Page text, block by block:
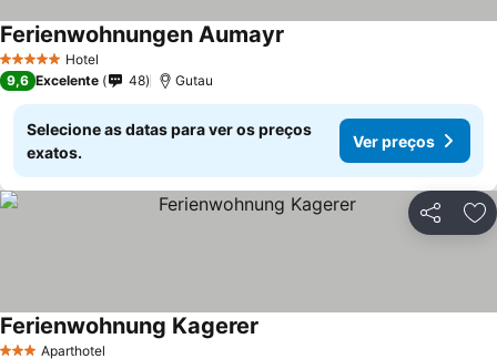
5 Estrelas Hotel
Ferienwohnungen Aumayr
9,6 Excelente 48 Gutau
Selecione as datas para ver os preços
exatos.
Ver preços
Partilhar
Aparthotel
Ferienwohnung Kagerer